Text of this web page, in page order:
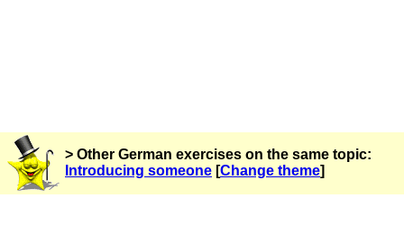
> Other German exercises on the same topic:
Introducing someone [Change theme]